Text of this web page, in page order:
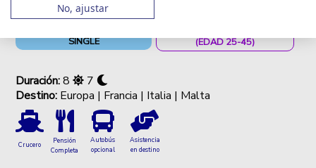
SINGLE
(EDAD 25-45)
Duración:8
7
Destino: Europa | Francia | Italia | Malta
Crucero
Pensión
Completa
Autobús
opcional
Asistencia
en destino
No, ajustar